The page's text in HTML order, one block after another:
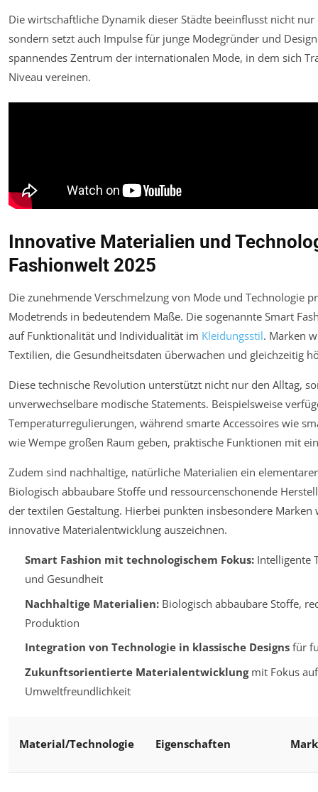
Die wirtschaftliche Dynamik dieser Städte beeinflusst nicht
sondern setzt auch Impulse für junge Modegründer und
spannendes Zentrum der internationalen Mode, in dem sich
Niveau vereinen.
Innovative Materialien und
Fashionwelt 2025
Die zunehmende Verschmelzung von Mode und Technologie
Modetrends in bedeutendem Maße. Die sogenannte Smart
auf Funktionalität und Individualität im Kleidungsstil. Marken
Textilien, die Gesundheitsdaten überwachen und gleichzeitig
Diese technische Revolution unterstützt nicht nur den Alltag,
unverwechselbare modische Statements. Beispielsweise
Temperaturregulierungen, während smarte Accessoires wie
wie Wempe großen Raum geben, praktische Funktionen mit
Zudem sind nachhaltige, natürliche Materialien ein
Biologisch abbaubare Stoffe und ressourcenschonende
der textilen Gestaltung. Hierbei punkten insbesondere Marken
innovative Materialentwicklung auszeichnen.
Smart Fashion mit technologischem Fokus:Intelligente
und Gesundheit
Nachhaltige Materialien:Biologisch abbaubare Stoffe,
Produktion
Integration von Technologie in klassische Designsfür
Zukunftsorientierte Materialentwicklungmit Fokus
Umweltfreundlichkeit
Material/Technologie Eigenschaften